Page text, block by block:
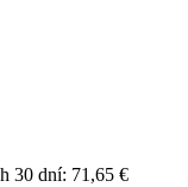
30 dní: 71,65 €